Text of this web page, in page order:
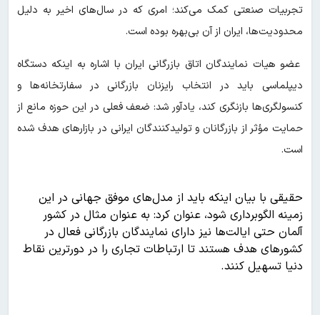
تجربیات صنعتی کمک می‌کند؛ امری که در سال‌های اخیر به دلیل
محدودیت‌ها، ایران از آن بی‌بهره بوده است.
عضو هیات نمایندگان اتاق بازرگانی ایران با اشاره به اینکه دستگاه
دیپلماسی باید در انتخاب رایزنان بازرگانی در سفارتخانه‌ها و
کنسولگری‌ها بازنگری کند، یادآور شد: ضعف فعلی در این حوزه مانع از
حمایت مؤثر از بازرگانان و تولیدکنندگان ایرانی در بازارهای هدف شده
است.
حقیقی با بیان اینکه باید از مدل‌های موفق جهانی در این
زمینه الگوبرداری شود، عنوان کرد: به عنوان مثال در کشور
آلمان حتی ایالت‌ها نیز دارای نمایندگان بازرگانی فعال در
کشورهای هدف هستند تا ارتباطات تجاری را در دورترین نقاط
دنیا تسهیل کنند.